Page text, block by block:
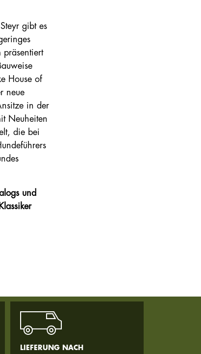
gibt es
House of
neue
in der
Neuheiten
die bei
und
LIEFERUNG NACH